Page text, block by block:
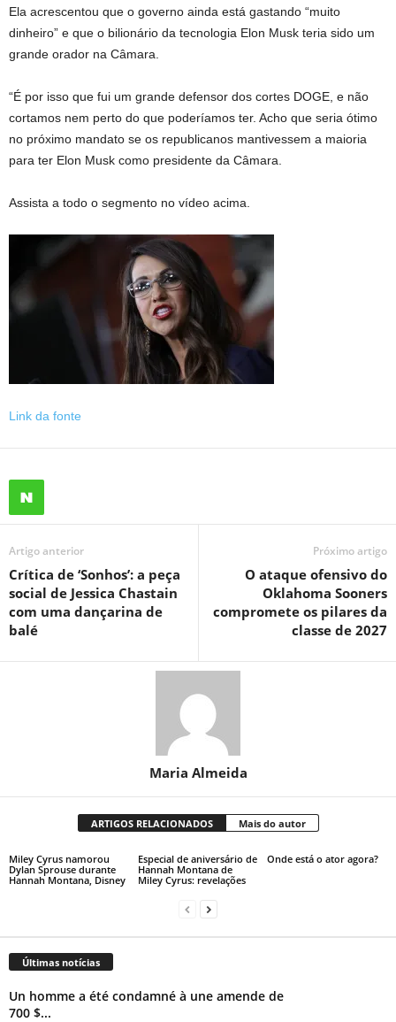
Ela acrescentou que o governo ainda está gastando “muito
dinheiro” e que o bilionário da tecnologia Elon Musk teria sido um
grande orador na Câmara.
“É por isso que fui um grande defensor dos cortes DOGE, e não
cortamos nem perto do que poderíamos ter. Acho que seria ótimo
no próximo mandato se os republicanos mantivessem a maioria
para ter Elon Musk como presidente da Câmara.
Assista a todo o segmento no vídeo acima.
Link da fonte
Artigo anterior
Crítica de ‘Sonhos’: a peça
social de Jessica Chastain
com uma dançarina de
balé
Próximo artigo
O ataque ofensivo do
Oklahoma Sooners
compromete os pilares da
classe de 2027
Maria Almeida
ARTIGOS RELACIONADOS Mais do autor
Miley Cyrus namorou
Dylan Sprouse durante
Hannah Montana, Disney
Especial de aniversário de
Hannah Montana de
Miley Cyrus: revelações
Onde está o ator agora?
Últimas notícias
Un homme a été condamné à une amende de
700 $...